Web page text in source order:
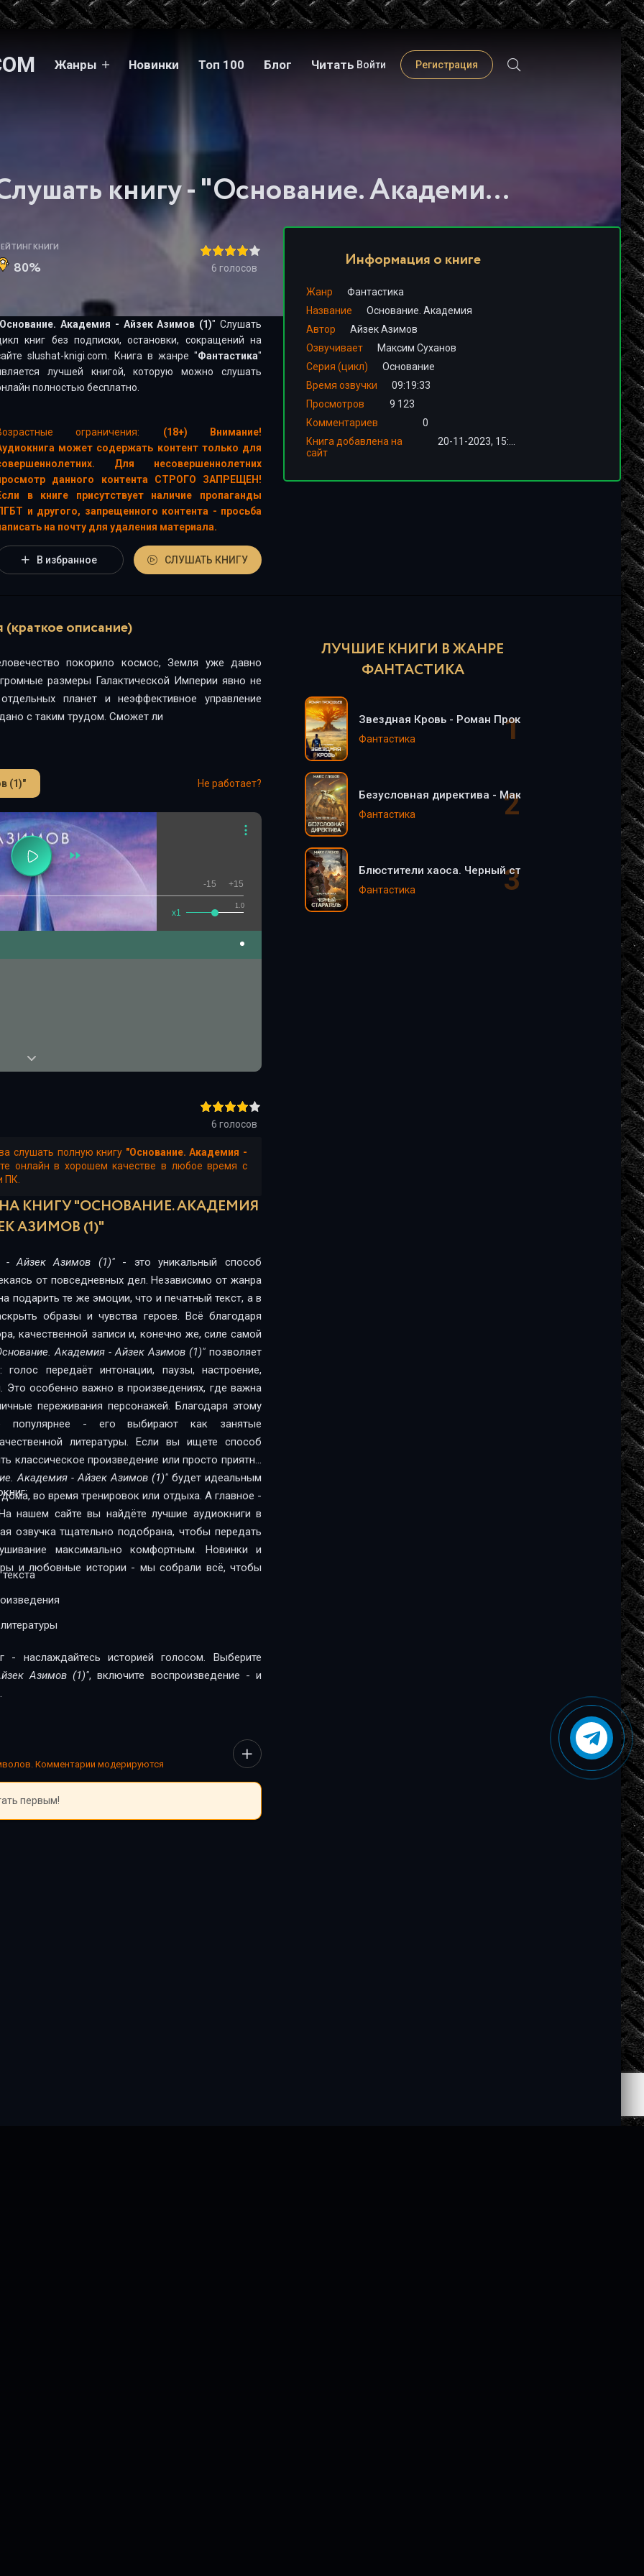
Жанры Новинки Топ 100 Блог Читать Войти Регистрация
Слушать книгу - "Основание. Академия - Айзек Азимов (1)"
КНИГИ
80% 6 голосов
Основание. Академия - Айзек Азимов (1)" Слушать
книг без подписки, остановки, сокращений на
slushat-knigi.com. Книга в жанре "Фантастика"
лучшей книгой, которую можно слушать
полностью бесплатно.
ограничения:
(18+) Внимание!
может содержать контент только для
Для несовершеннолетних
данного контента СТРОГО ЗАПРЕЩЕН!
в книге присутствует наличие пропаганды
и другого, запрещенного контента - просьба
на почту для удаления материала.
В избранное СЛУШАТЬ КНИГУ
Информация о книге
Жанр
Фантастика
Название
Основание. Академия
Автор
Айзек Азимов
Озвучивает
Максим Суханов
Серия (цикл)
Основание
Время озвучки
09:19:33
Просмотров
9 123
Комментариев
0
Книга добавлена на
сайт
описание)
покорило космос, Земля уже давно
размеры Галактической Империи явно не
планет и неэффективное управление
с таким трудом. Сможет ли
(1)" Не работает?
1.0
x1
-15 +15
6 голосов
слушать полную книгу "Основание. Академия -
онлайн в хорошем качестве в любое время с
ПК.
КНИГУ "ОСНОВАНИЕ. АКАДЕМИЯ
АЗИМОВ (1)"
- Айзек Азимов (1)"- это уникальный способ
от повседневных дел. Независимо от жанра
подарить те же эмоции, что и печатный текст, а в
образы и чувства героев. Всё благодаря
качественной записи и, конечно же, силе самой
Академия - Айзек Азимов (1)" позволяет
передаёт интонации, паузы, настроение,
Это особенно важно в произведениях, где важна
переживания персонажей. Благодаря этому
популярнее - его выбирают как занятые
Если вы ищете способ
классическое произведение или просто приятно
Академия - Айзек Азимов (1)" будет идеальным
во время тренировок или отдыха. А главное -
нашем сайте вы найдёте лучшие аудиокниги в
озвучка тщательно подобрана, чтобы передать
максимально комфортным. Новинки и
и любовные истории - мы собрали всё, чтобы
- наслаждайтесь историей голосом. Выберите
Азимов (1)", включите воспроизведение - и
Комментарии модерируются
первым!
ЛУЧШИЕ КНИГИ В ЖАНРЕ
ФАНТАСТИКА
Звездная Кровь - Роман Прокофьев
Фантастика
Безусловная директива - Макс Глебов (5)
Фантастика
Блюстители хаоса. Черный старатель - Макс
Фантастика